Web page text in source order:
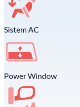
Sistem AC
Power Window